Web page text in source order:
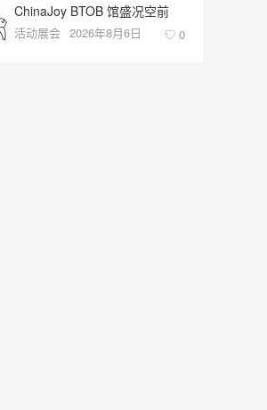
ChinaJoy BTOB 馆盛况空前
活动展会 2026年8月6日 0